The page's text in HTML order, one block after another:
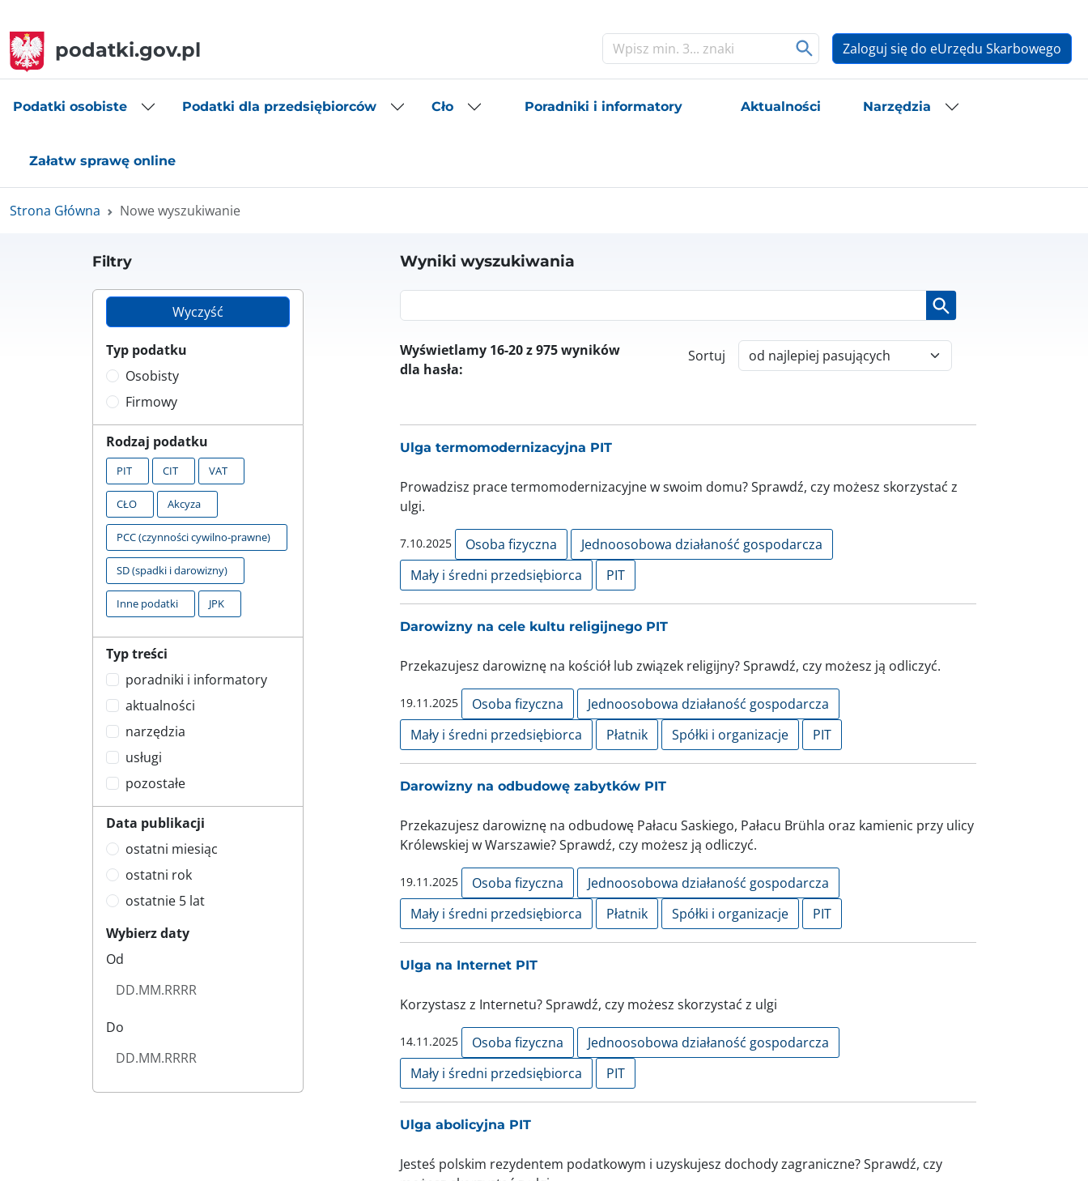
podatki.gov.pl Zaloguj się do eUrzędu Skarbowego
Podatki osobiste Podatki dla przedsiębiorców Cło Poradniki i informatory Aktualności Narzędzia
Załatw sprawę online
Strona Główna Nowe wyszukiwanie
Filtry
Wyczyść
Typ podatku
Osobisty
Firmowy
Rodzaj podatku
PIT CIT VAT
CŁO Akcyza
PCC (czynności cywilno-prawne)
SD (spadki i darowizny)
Inne podatki JPK
Typ treści
poradniki i informatory
aktualności
narzędzia
usługi
pozostałe
Data publikacji
ostatni miesiąc
ostatni rok
ostatnie 5 lat
Wybierz daty
Od
Do
Wyniki wyszukiwania
Wyświetlamy 16-20 z 975 wyników
dla hasła:
Sortuj
Ulga termomodernizacyjna PIT
Prowadzisz prace termomodernizacyjne w swoim domu? Sprawdź, czy możesz skorzystać z
ulgi.
7.10.2025 Osoba fizyczna
Jednoosobowa działaność gospodarcza
Mały i średni przedsiębiorca
PIT
Darowizny na cele kultu religijnego PIT
Przekazujesz darowiznę na kościół lub związek religijny? Sprawdź, czy możesz ją odliczyć.
19.11.2025 Osoba fizyczna
Jednoosobowa działaność gospodarcza
Mały i średni przedsiębiorca
Płatnik Spółki i organizacje PIT
Darowizny na odbudowę zabytków PIT
Przekazujesz darowiznę na odbudowę Pałacu Saskiego, Pałacu Brühla oraz kamienic przy ulicy
Królewskiej w Warszawie? Sprawdź, czy możesz ją odliczyć.
19.11.2025 Osoba fizyczna
Jednoosobowa działaność gospodarcza
Mały i średni przedsiębiorca
Płatnik Spółki i organizacje PIT
Ulga na Internet PIT
Korzystasz z Internetu? Sprawdź, czy możesz skorzystać z ulgi
14.11.2025 Osoba fizyczna
Jednoosobowa działaność gospodarcza
Mały i średni przedsiębiorca
PIT
Ulga abolicyjna PIT
Jesteś polskim rezydentem podatkowym i uzyskujesz dochody zagraniczne? Sprawdź, czy